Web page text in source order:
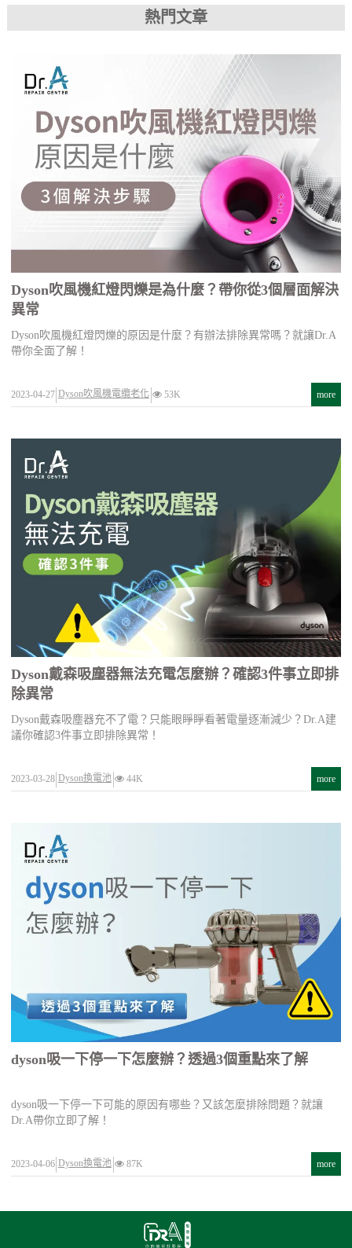
熱門文章
Dyson吹風機紅燈閃爍是為什麼？帶你從3個層面解決
異常
Dyson吹風機紅燈閃爍的原因是什麼？有辦法排除異常嗎？就讓Dr.A
帶你全面了解！
2023-04-27 Dyson吹風機電纜老化 53K more
Dyson戴森吸塵器無法充電怎麼辦？確認3件事立即排
除異常
Dyson戴森吸塵器充不了電？只能眼睜睜看著電量逐漸減少？Dr.A建
議你確認3件事立即排除異常！
2023-03-28 Dyson換電池 44K more
dyson吸一下停一下怎麼辦？透過3個重點來了解
dyson吸一下停一下可能的原因有哪些？又該怎麼排除問題？就讓
Dr.A帶你立即了解！
2023-04-06 Dyson換電池 87K more